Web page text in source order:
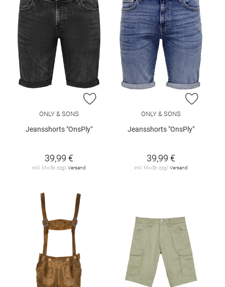
ZUR WUNSCHLISTE HINZUFÜGEN
ONLY & SONS
Jeansshorts "OnsPly"
39,99 €
inkl. MwSt. zzgl. Versand
ZUR
ONLY & SONS
Jeansshorts "OnsPly"
39,99 €
inkl. MwSt. zzgl. Versand